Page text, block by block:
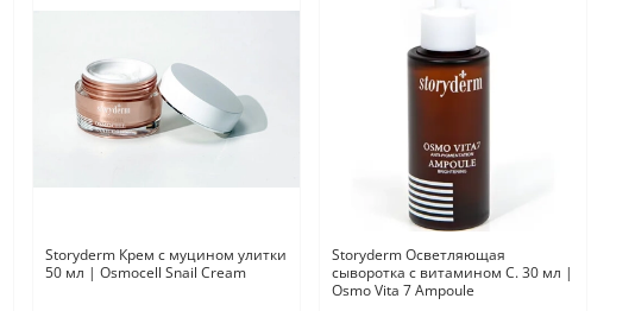
Storyderm Крем с муцином улитки
50 мл | Osmocell Snail Cream
Storyderm Осветляющая
сыворотка с витамином С. 30 мл |
Osmo Vita 7 Ampoule